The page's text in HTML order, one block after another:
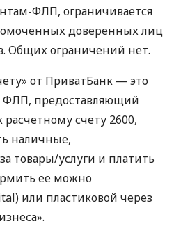
ФЛП, ограничивается
доверенных лиц
Общих ограничений нет.
от ПриватБанк — это
ФЛП, предоставляющий
счету 2600,
наличные,
товары/услуги и платить
ее можно
или пластиковой через